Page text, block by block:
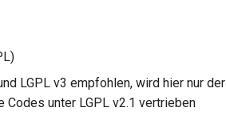
LGPL v3 empfohlen, wird hier nur der
unter LGPL v2.1 vertrieben